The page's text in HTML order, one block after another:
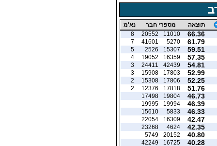
תוצאה מספרי חבר נא'מ
66.36
11010
20552
8
61.79
5270
41601
7
59.51
15307
2526
5
57.35
16359
19052
4
54.81
42439
24411
3
52.99
17803
15908
3
52.25
17806
15308
2
51.76
17818
12376
2
46.73
19804
17498
46.39
19994
19995
46.33
5833
15610
42.47
16309
22054
42.35
4624
23268
40.80
20152
5749
40.28
16725
42249